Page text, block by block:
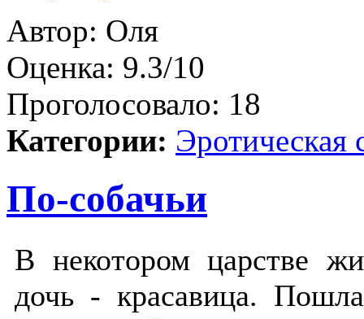
Автор: Оля
Оценка: 9.3/10
Проголосовало: 18
Категории: Эротическая
По-собачьи
В некотором царстве
дочь - красавица.